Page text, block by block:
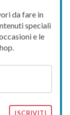
da fare in
speciali
e le
ISCRIVITI